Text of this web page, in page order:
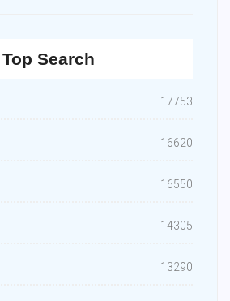
Top Search
17753
16620
16550
14305
13290